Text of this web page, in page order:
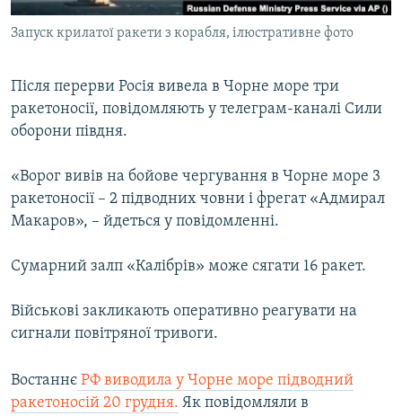
УКРАЇНСЬКА ПРОБЛЕМА КРИМУ
ІНФОГРАФІКА
ДОЛУЧАЙСЯ!
Усі сайти RFE/RL
Запуск крилатої ракети з корабля, ілюстративне фото
Після перерви Росія вивела в Чорне море три
ракетоносії, повідомляють у телеграм-каналі Сили
оборони півдня.
«Ворог вивів на бойове чергування в Чорне море 3
ракетоносії – 2 підводних човни і фрегат «Адмирал
Макаров», – йдеться у повідомленні.
Сумарний залп «Калібрів» може сягати 16 ракет.
Військові закликають оперативно реагувати на
сигнали повітряної тривоги.
Востаннє РФ виводила у Чорне море підводний
ракетоносій 20 грудня. Як повідомляли в